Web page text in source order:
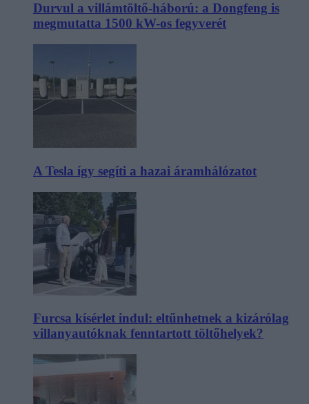
Durvul a villámtöltő-háború: a Dongfeng is
megmutatta 1500 kW-os fegyverét
A Tesla így segíti a hazai áramhálózatot
Furcsa kísérlet indul: eltűnhetnek a kizárólag
villanyautóknak fenntartott töltőhelyek?